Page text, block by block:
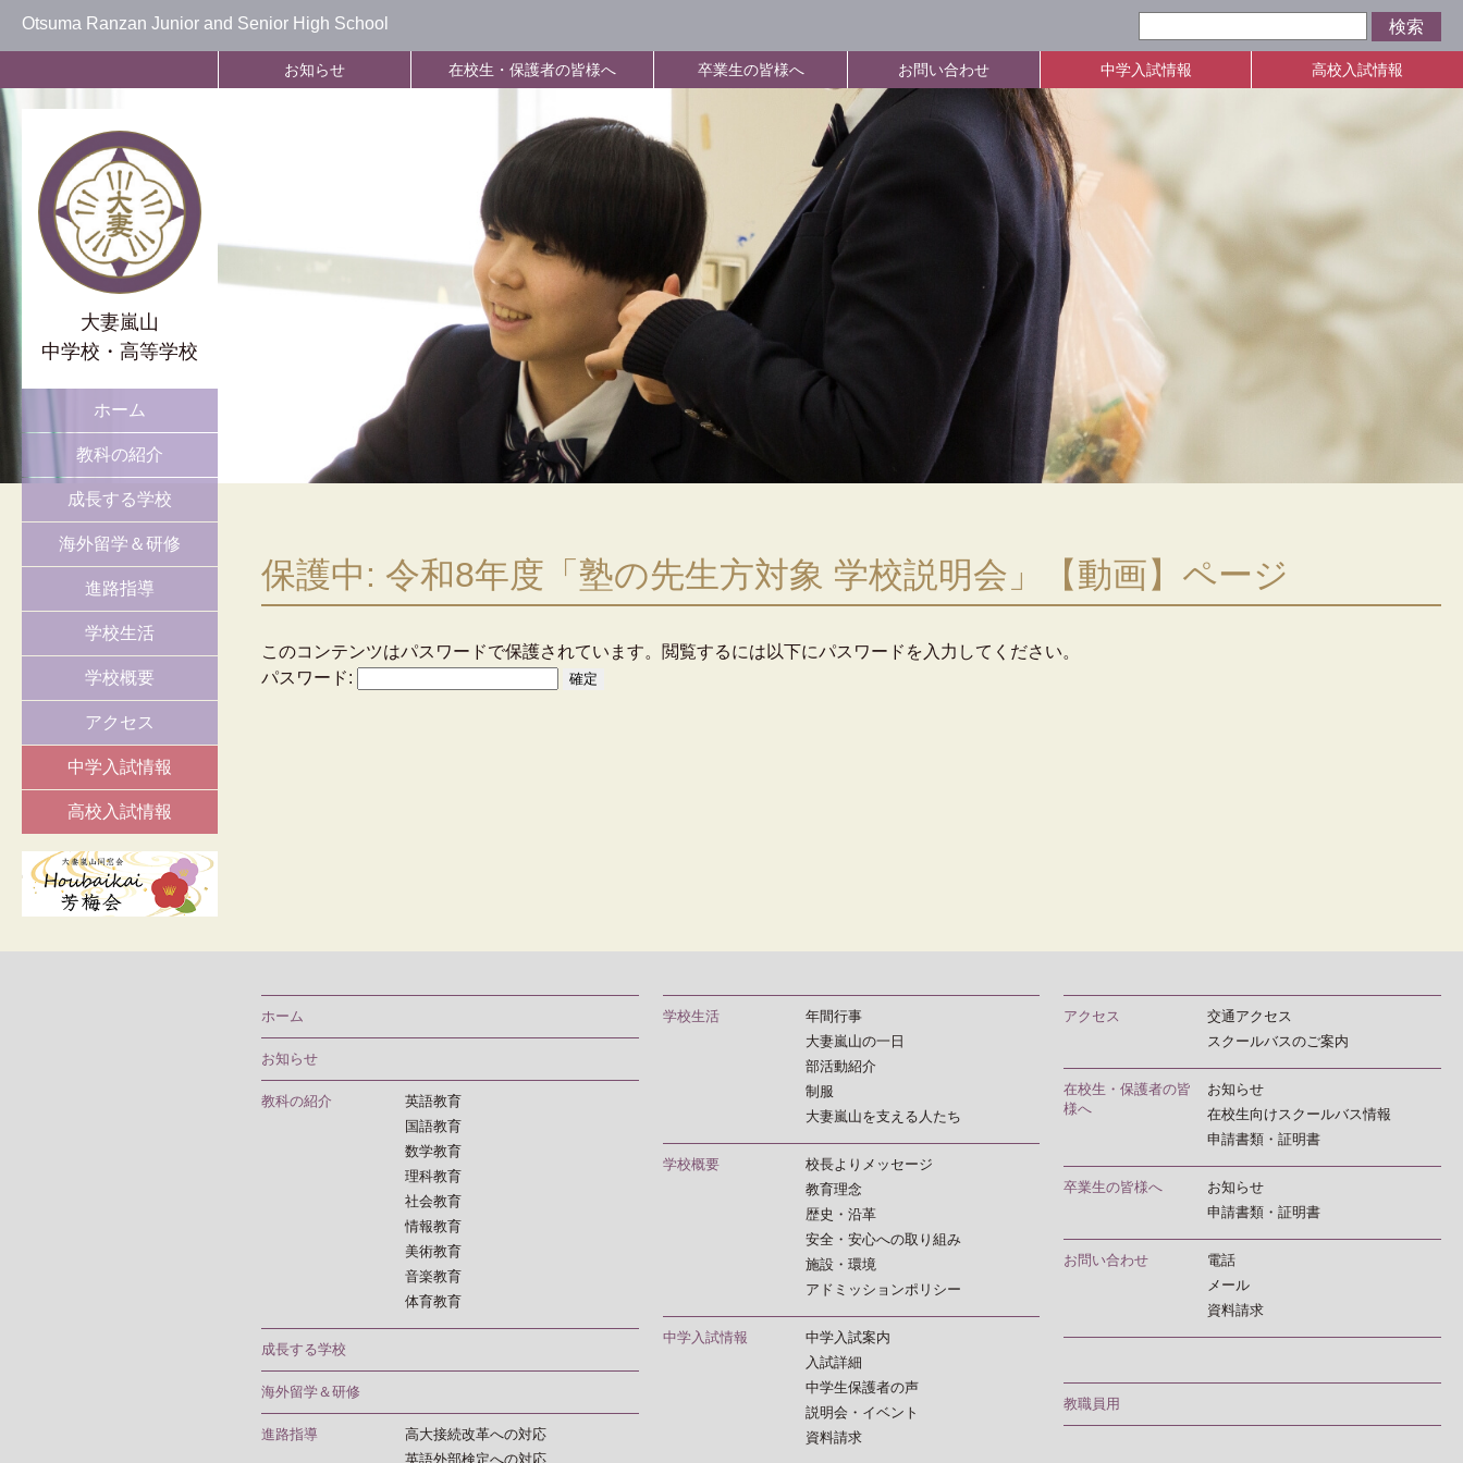
Otsuma Ranzan Junior and Senior High School
お知らせ 在校生・保護者の皆様へ 卒業生の皆様へ お問い合わせ 中学入試情報 高校入試情報
大妻嵐山
中学校・高等学校
ホーム
教科の紹介
成長する学校
海外留学＆研修
進路指導
学校生活
学校概要
アクセス
中学入試情報
高校入試情報
保護中: 令和8年度「塾の先生方対象 学校説明会」【動画】ページ
このコンテンツはパスワードで保護されています。閲覧するには以下にパスワードを入力してください。
パスワード:
ホーム
お知らせ
教科の紹介
英語教育
国語教育
数学教育
理科教育
社会教育
情報教育
美術教育
音楽教育
体育教育
成長する学校
海外留学＆研修
進路指導
高大接続改革への対応
英語外部検定への対応
学校生活
年間行事
大妻嵐山の一日
部活動紹介
制服
大妻嵐山を支える人たち
学校概要
校長よりメッセージ
教育理念
歴史・沿革
安全・安心への取り組み
施設・環境
アドミッションポリシー
中学入試情報
中学入試案内
入試詳細
中学生保護者の声
説明会・イベント
資料請求
アクセス
交通アクセス
スクールバスのご案内
在校生・保護者の皆
様へ
お知らせ
在校生向けスクールバス情報
申請書類・証明書
卒業生の皆様へ
お知らせ
申請書類・証明書
お問い合わせ
電話
メール
資料請求
教職員用